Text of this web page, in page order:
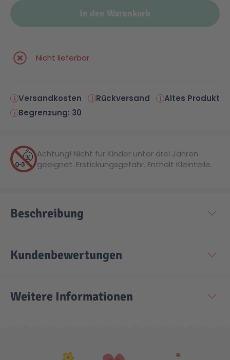
Malen & Zeichnen
Marvel™ Super Heroes
Minecraft™
Speed Champions
Super Mario
Technic
LEGO® Blumen
Knights
NOVELMORE
Wiltopia
Cars
Spiel-Ei
In den Warenkorb
Nicht lieferbar
Versandkosten Rückversand
Altes Produkt
Begrenzung: 30
Achtung! Nicht für Kinder unter drei Jahren
geeignet. Erstickungsgefahr. Enthält Kleinteile.
Beschreibung
Kundenbewertungen
Weitere Informationen